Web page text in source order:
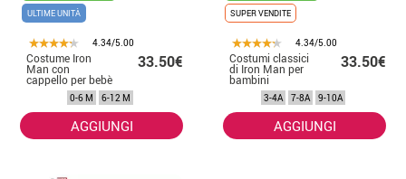
ULTIME UNITÀ
4.34/5.00
Costume Iron
Man con
cappello per bebè
33.50€
0-6 M 6-12 M
AGGIUNGI
SUPER VENDITE
4.34/5.00
Costumi classici
di Iron Man per
bambini
33.50€
3-4A 7-8A 9-10A
AGGIUNGI